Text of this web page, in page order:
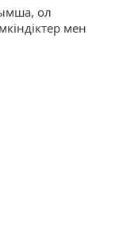
ол
мен